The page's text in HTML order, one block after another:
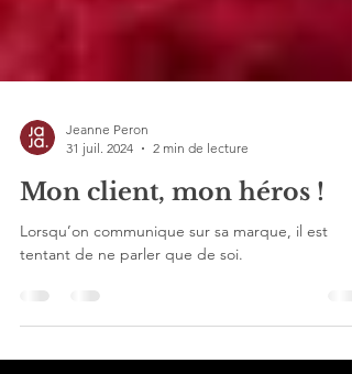
Jeanne Peron
31 juil. 2024
2 min de lecture
Mon client, mon héros !
tentant de ne parler que de soi.